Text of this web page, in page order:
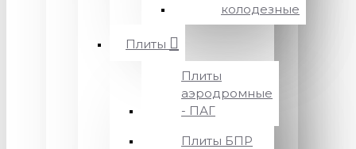
колодезные
Плиты
Плиты
аэродромные
- ПАГ
Плиты БПР